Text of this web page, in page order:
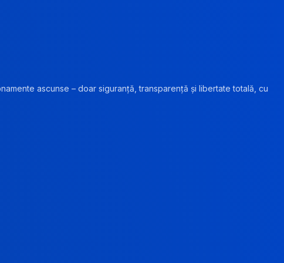
ascunse – doar siguranță, transparență și libertate totală, cu